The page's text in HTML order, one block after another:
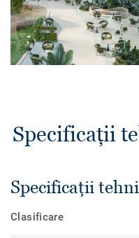
Specificații
Specificații
Clasificare